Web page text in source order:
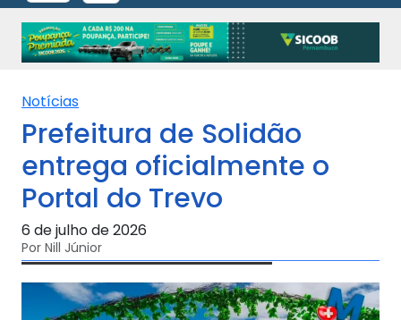
Notícias
Prefeitura de Solidão
entrega oficialmente o
Portal do Trevo
6 de julho de 2026
Por Nill Júnior